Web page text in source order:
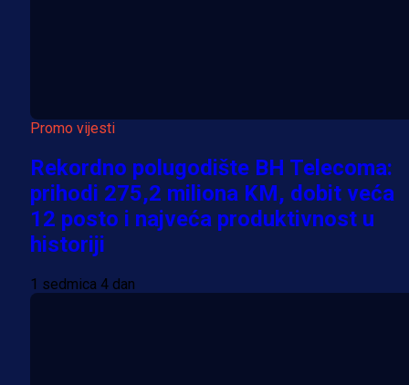
Promo vijesti
Rekordno polugodište BH Telecoma:
prihodi 275,2 miliona KM, dobit veća
12 posto i najveća produktivnost u
historiji
1 sedmica 4 dan